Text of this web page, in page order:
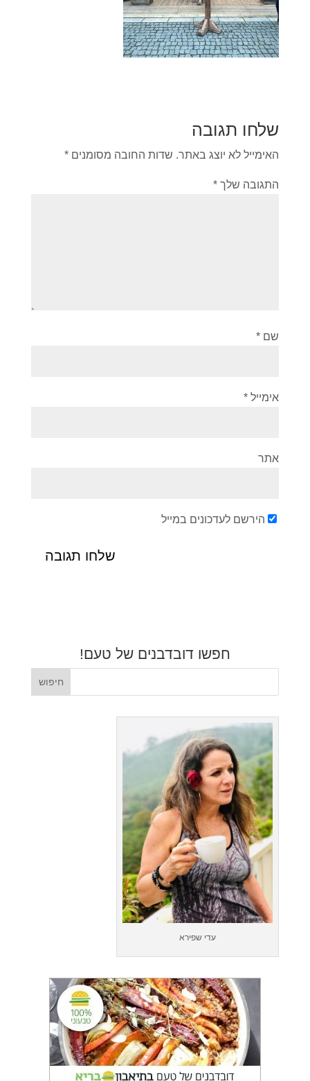
שלחו תגובה
האימייל לא יוצג באתר. שדות החובה מסומנים *
התגובה שלך *
שם *
אימייל *
אתר
הירשם לעדכונים במייל
חפשו דובדבנים של טעם!
עדי שפירא